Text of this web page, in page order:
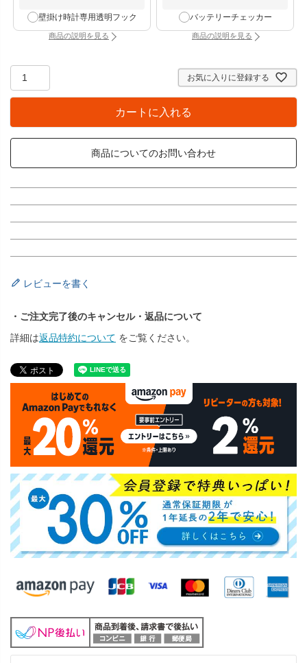
壁掛け時計専用透明フック
商品の説明を見る：壁掛け時計専用透明フック（別タブで開きます）
バッテリーチェッカー
商品の説明を見る：バッテリーチェッカ
お気に入りに登録する
カートに入れる
商品についてのお問い合わせ
レビューを書く
・ご注文完了後のキャンセル・返品について
詳細は返品特約について をご覧ください。